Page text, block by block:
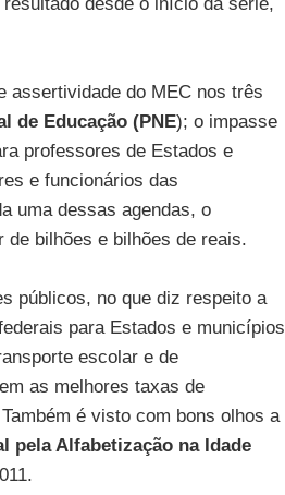
assertividade do MEC nos três
de Educação (PNE); o impasse
professores de Estados e
e funcionários das
uma dessas agendas, o
bilhões e bilhões de reais.
públicos, no que diz respeito a
para Estados e municípios
escolar e de
as melhores taxas de
é visto com bons olhos a
pela Alfabetização na Idade